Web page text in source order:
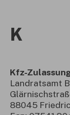
K
Kfz-
Landratsamt
88045